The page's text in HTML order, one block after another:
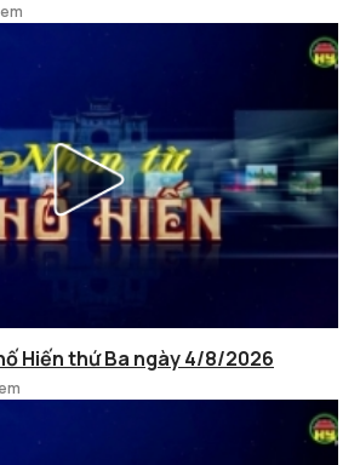
Hiến thứ Ba ngày 4/8/2026